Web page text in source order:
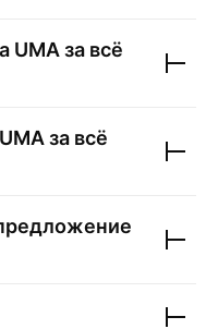
UMA за всё
UMA за всё